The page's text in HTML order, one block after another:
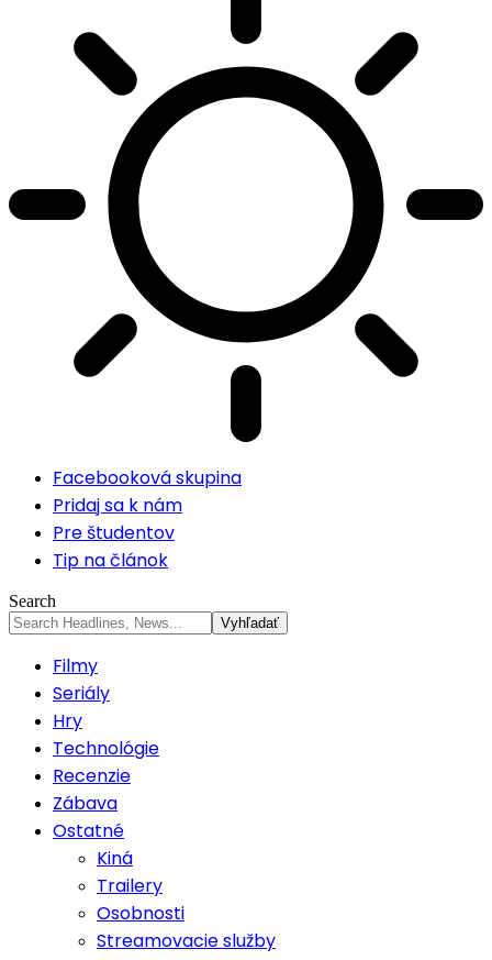
Facebooková skupina
Pridaj sa k nám
Pre študentov
Tip na článok
Search
Filmy
Seriály
Hry
Technológie
Recenzie
Zábava
Ostatné
Kiná
Trailery
Osobnosti
Streamovacie služby